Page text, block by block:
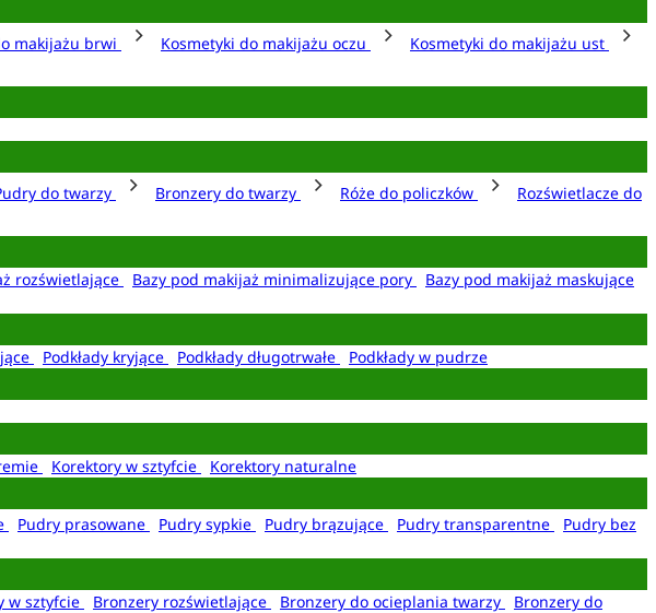
makijażu brwi Kosmetyki do makijażu oczu
Kosmetyki do makijażu ust
do twarzy Bronzery do twarzy Róże do policzków
Rozświetlacze do
rozświetlające Bazy pod makijaż minimalizujące pory
Bazy pod makijaż maskujące
Podkłady kryjące Podkłady długotrwałe
Podkłady w pudrze
Korektory w sztyfcie
Korektory naturalne
Pudry prasowane Pudry sypkie Pudry brązujące Pudry transparentne
Pudry bez
w sztyfcie Bronzery rozświetlające Bronzery do ocieplania twarzy
Bronzery do